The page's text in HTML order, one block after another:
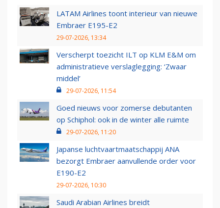
LATAM Airlines toont interieur van nieuwe
Embraer E195-E2
29-07-2026, 13:34
Verscherpt toezicht ILT op KLM E&M om
administratieve verslaglegging: ‘Zwaar
middel’
29-07-2026, 11:54
Goed nieuws voor zomerse debutanten
op Schiphol: ook in de winter alle ruimte
29-07-2026, 11:20
Japanse luchtvaartmaatschappij ANA
bezorgt Embraer aanvullende order voor
E190-E2
29-07-2026, 10:30
Saudi Arabian Airlines breidt